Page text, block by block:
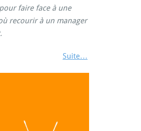
faire face à une
recourir à un manager
Suite…